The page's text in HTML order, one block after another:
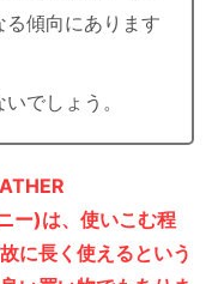
る傾向にあります
でしょう。
ー)は、使いこむ程
に長く使えるという